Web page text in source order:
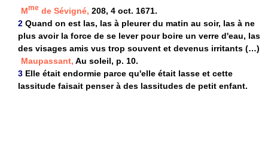
Mme de Sévigné, 208, 4 oct. 1671.
2 Quand on est las, las à pleurer du matin au soir, las à ne
plus avoir la force de se lever pour boire un verre d'eau, las
des visages amis vus trop souvent et devenus irritants (…)
Maupassant, Au soleil, p. 10.
3 Elle était endormie parce qu'elle était lasse et cette
lassitude faisait penser à des lassitudes de petit enfant.